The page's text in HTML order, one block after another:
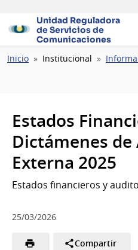
Unidad Reguladora
de Servicios de
Comunicaciones
Ruta
Inicio Institucional
Estados
Dictámenes
Externa 2025
Estados financieros y
25/03/2026
Compartir